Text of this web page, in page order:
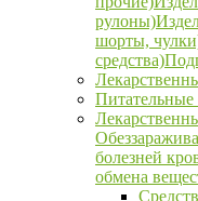
рулоны)
шорты,
средства)
Питательные
болезней
обмена